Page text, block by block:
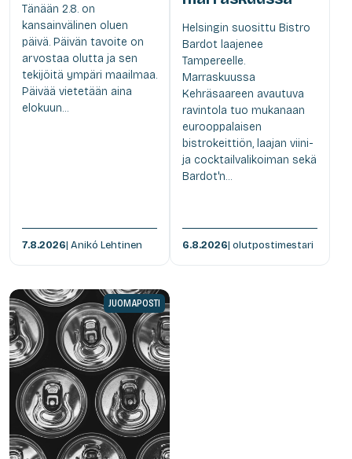
Tänään 2.8. on
kansainvälinen oluen
päivä. Päivän tavoite on
arvostaa olutta ja sen
tekijöitä ympäri maailmaa.
Päivää vietetään aina
elokuun...
7.8.2026| Anikó Lehtinen
Helsingin suosittu Bistro
Bardot laajenee
Tampereelle.
Marraskuussa
Kehräsaareen avautuva
ravintola tuo mukanaan
eurooppalaisen
bistrokeittiön, laajan viini-
ja cocktailvalikoiman sekä
Bardot'n...
6.8.2026| olutpostimestari
JUOMAPOSTI